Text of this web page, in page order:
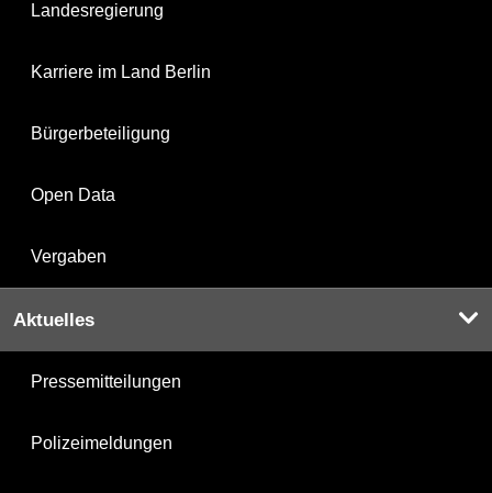
Landesregierung
Karriere im Land Berlin
Bürgerbeteiligung
Open Data
Vergaben
Aktuelles
Pressemitteilungen
Polizeimeldungen